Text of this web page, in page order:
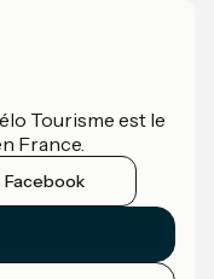
Tourisme est le
France.
Facebook